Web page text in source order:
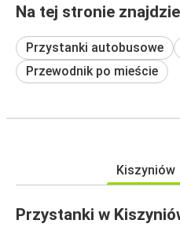
Na tej stronie
Przystanki autobusowe
Przewodnik po mieście
Kiszyniów
Przystanki w